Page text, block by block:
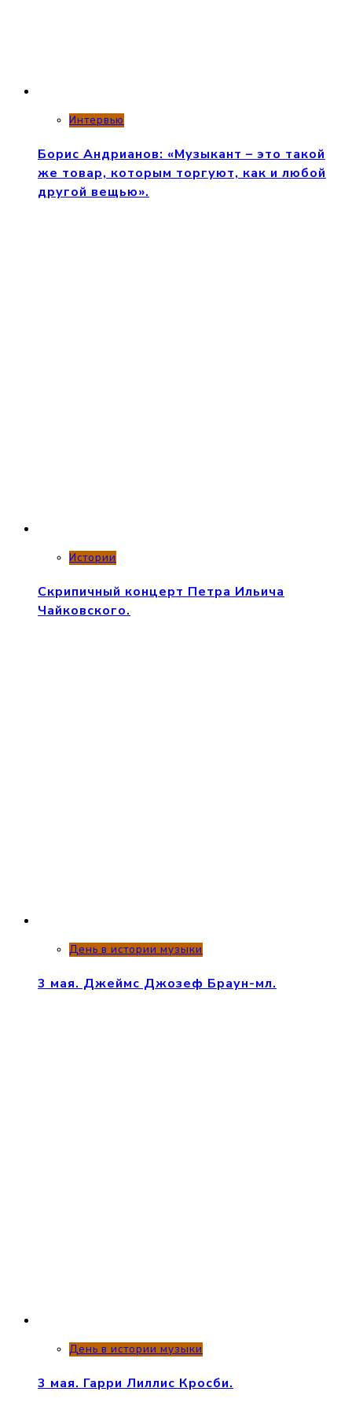
Интервью
Борис Андрианов: «Музыкант – это такой
же товар, которым торгуют, как и любой
другой вещью».
Истории
Скрипичный концерт Петра Ильича
Чайковского.
День в истории музыки
3 мая. Джеймс Джозеф Браун-мл.
День в истории музыки
3 мая. Гарри Лиллис Кросби.